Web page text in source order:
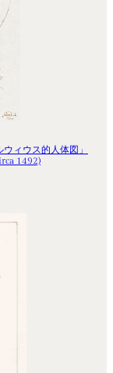
ィウス的人体図」
1492)